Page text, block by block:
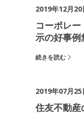
2019年12月20
コーポレ
示の好事例
続きを読む
2019年07月25
住友不動産